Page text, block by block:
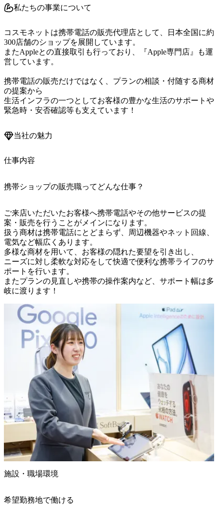
私たちの事業について
コスモネットは携帯電話の販売代理店として、日本全国に約
300店舗のショップを展開しています。
またAppleとの直接取引も行っており、『Apple専門店』も運
営しています。
携帯電話の販売だけではなく、プランの相談・付随する商材
の提案から
生活インフラの一つとしてお客様の豊かな生活のサポートや
緊急時・安否確認等も支えています！
当社の魅力
仕事内容
携帯ショップの販売職ってどんな仕事？
ご来店いただいたお客様へ携帯電話やその他サービスの提
案・販売を行うことがメインになります。
扱う商材は携帯電話にとどまらず、周辺機器やネット回線、
電気など幅広くあります。
多様な商材を用いて、お客様の隠れた要望を引き出し、
ニーズに対し柔軟な対応をして快適で便利な携帯ライフのサ
ポートを行います。
またプランの見直しや携帯の操作案内など、サポート幅は多
岐に渡ります！
施設・職場環境
希望勤務地で働ける